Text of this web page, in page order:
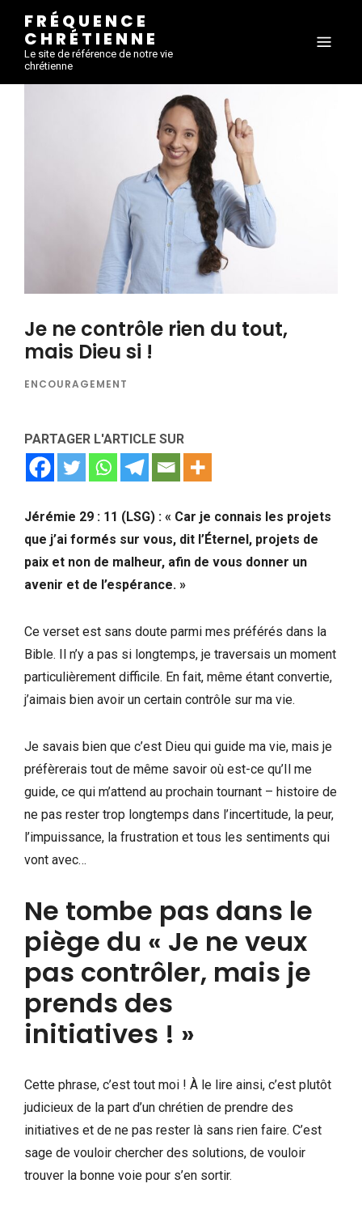
FRÉQUENCE
CHRÉTIENNE
Le site de référence de notre vie
chrétienne
Je ne contrôle rien du tout,
mais Dieu si !
ENCOURAGEMENT
PARTAGER L'ARTICLE SUR
Jérémie 29 : 11 (LSG) : « Car je connais les projets
que j’ai formés sur vous, dit l’Éternel, projets de
paix et non de malheur, afin de vous donner un
avenir et de l’espérance. »
Ce verset est sans doute parmi mes préférés dans la
Bible. Il n’y a pas si longtemps, je traversais un moment
particulièrement difficile. En fait, même étant convertie,
j’aimais bien avoir un certain contrôle sur ma vie.
Je savais bien que c’est Dieu qui guide ma vie, mais je
préfèrerais tout de même savoir où est-ce qu’Il me
guide, ce qui m’attend au prochain tournant – histoire de
ne pas rester trop longtemps dans l’incertitude, la peur,
l’impuissance, la frustration et tous les sentiments qui
vont avec…
Ne tombe pas dans le
piège du « Je ne veux
pas contrôler, mais je
prends des
initiatives ! »
Cette phrase, c’est tout moi ! À le lire ainsi, c’est plutôt
judicieux de la part d’un chrétien de prendre des
initiatives et de ne pas rester là sans rien faire. C’est
sage de vouloir chercher des solutions, de vouloir
trouver la bonne voie pour s’en sortir.